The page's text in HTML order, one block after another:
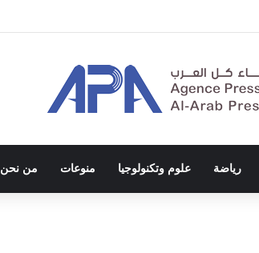
رياضة علوم وتكنولوجيا منوعات من نحن